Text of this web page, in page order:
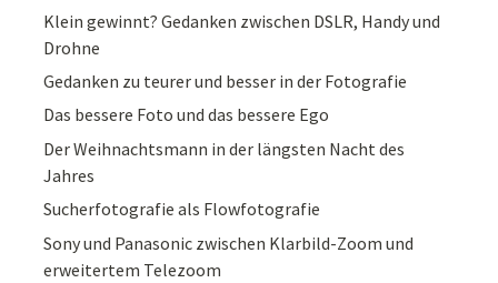
Klein gewinnt? Gedanken zwischen DSLR, Handy und
Drohne
Gedanken zu teurer und besser in der Fotografie
Das bessere Foto und das bessere Ego
Der Weihnachtsmann in der längsten Nacht des
Jahres
Sucherfotografie als Flowfotografie
Sony und Panasonic zwischen Klarbild-Zoom und
erweitertem Telezoom